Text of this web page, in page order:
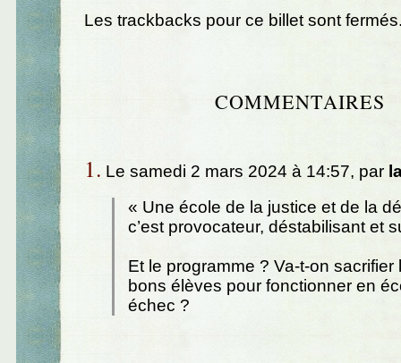
Les trackbacks pour ce billet sont
COMMENTAIRES
1. Le samedi 2 mars 2024 à 14:57, par
« Une école de la justice et de la
c’est provocateur, déstabilisant et
Et le programme ? Va-t-on sacrifier
bons élèves pour fonctionner en
échec ?